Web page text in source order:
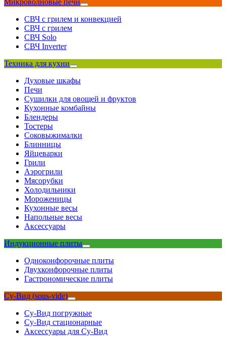
Микроволновые печи
СВЧ с грилем и конвекцией
СВЧ с грилем
СВЧ Solo
СВЧ Inverter
Техника для кухни
Духовые шкафы
Печи
Сушилки для овощей и фруктов
Кухонные комбайны
Блендеры
Тостеры
Соковыжималки
Блинницы
Яйцеварки
Грили
Аэрогрили
Мясорубки
Холодильники
Мороженицы
Кухонные весы
Напольные весы
Аксессуары
Индукционные плиты
Одноконфорочные плиты
Двухконфорочные плиты
Гастрономические плиты
Су-Вид (sous-vide)
Су-Вид погружные
Су-Вид стационарные
Аксессуары для Су-Вид